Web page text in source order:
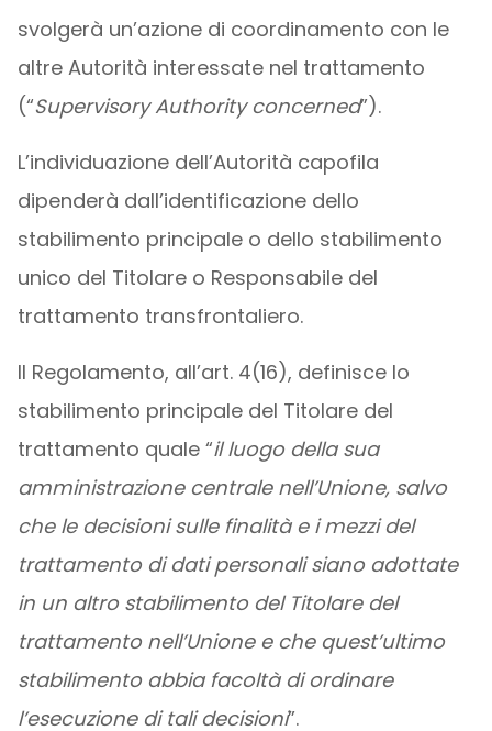
svolgerà un’azione di coordinamento con le
altre Autorità interessate nel trattamento
(“Supervisory Authority concerned”).
L’individuazione dell’Autorità capofila
dipenderà dall’identificazione dello
stabilimento principale o dello stabilimento
unico del Titolare o Responsabile del
trattamento transfrontaliero.
Il Regolamento, all’art. 4(16), definisce lo
stabilimento principale del Titolare del
trattamento quale “il luogo della sua
amministrazione centrale nell’Unione, salvo
che le decisioni sulle finalità e i mezzi del
trattamento di dati personali siano adottate
in un altro stabilimento del Titolare del
trattamento nell’Unione e che quest’ultimo
stabilimento abbia facoltà di ordinare
l’esecuzione di tali decisioni”.